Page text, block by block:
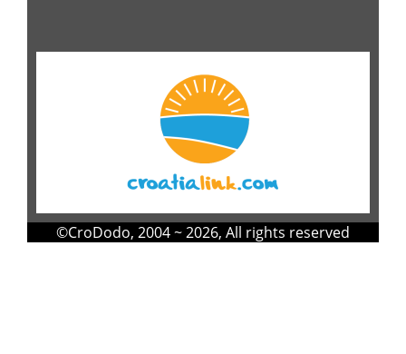
©CroDodo, 2004 ~ 2026, All rights reserved